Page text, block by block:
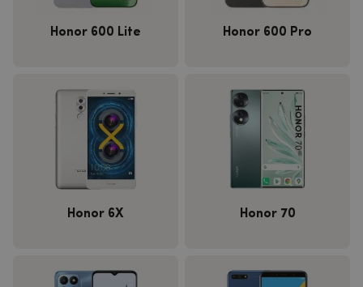
Honor 600 Lite Honor 600 Pro
Honor 6X Honor 70